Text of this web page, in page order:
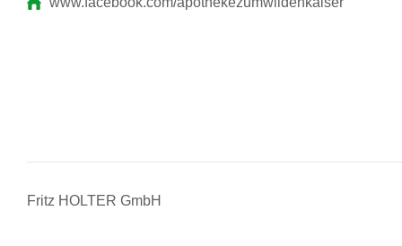
Fritz HOLTER GmbH